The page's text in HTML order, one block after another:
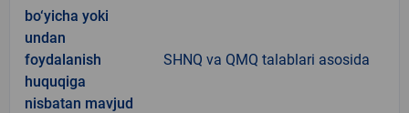
bo‘yicha yoki
undan
foydalanish
huquqiga
nisbatan mavjud
SHNQ va QMQ talablari asosida